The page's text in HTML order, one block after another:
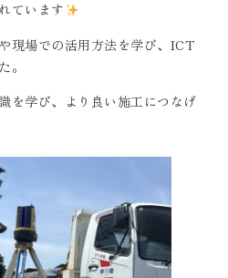
ています
現場での活用方法を学び、ICT
。
を学び、より良い施工につなげ